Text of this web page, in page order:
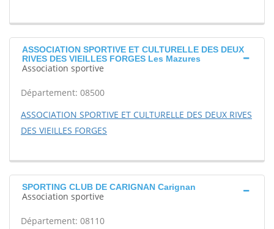
ASSOCIATION SPORTIVE ET CULTURELLE DES DEUX
RIVES DES VIEILLES FORGES Les Mazures
Association sportive
Département: 08500
ASSOCIATION SPORTIVE ET CULTURELLE DES DEUX RIVES
DES VIEILLES FORGES
SPORTING CLUB DE CARIGNAN Carignan
Association sportive
Département: 08110